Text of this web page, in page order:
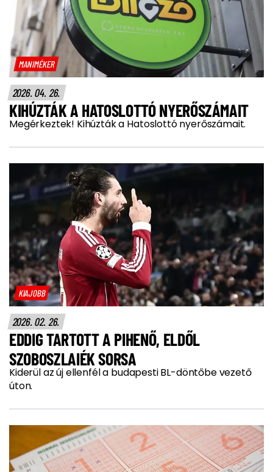
MANIMÉKER
2026. 04. 26.
KIHÚZTÁK A HATOSLOTTÓ NYERŐSZÁMAIT
Megérkeztek! Kihúzták a Hatoslottó nyerőszámait.
KIAJOBB
2026. 02. 26.
EDDIG TARTOTT A PIHENŐ, ELDŐL
SZOBOSZLAIÉK SORSA
Kiderül az új ellenfél a budapesti BL-döntőbe vezető
úton.